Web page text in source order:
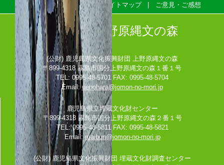
プライバシーポリシー サイトマップ ご意見・ご感想
鹿児島県上野原縄文の森
(公財) 鹿児島県文化振興財団 上野原縄文の森
〒899-4318 霧島市国分上野原縄文の森１番１号
TEL: 0995-48-5701 FAX: 0995-48-5704
Email:uenohara@jomon-no-mori.jp
鹿児島県立埋蔵文化財センター
〒899-4318 霧島市国分上野原縄文の森２番１号
TEL: 0995-48-5811 FAX: 0995-48-5821
Email:maibun@jomon-no-mori.jp
(公財) 鹿児島県文化振興財団 埋蔵文化財調査センター